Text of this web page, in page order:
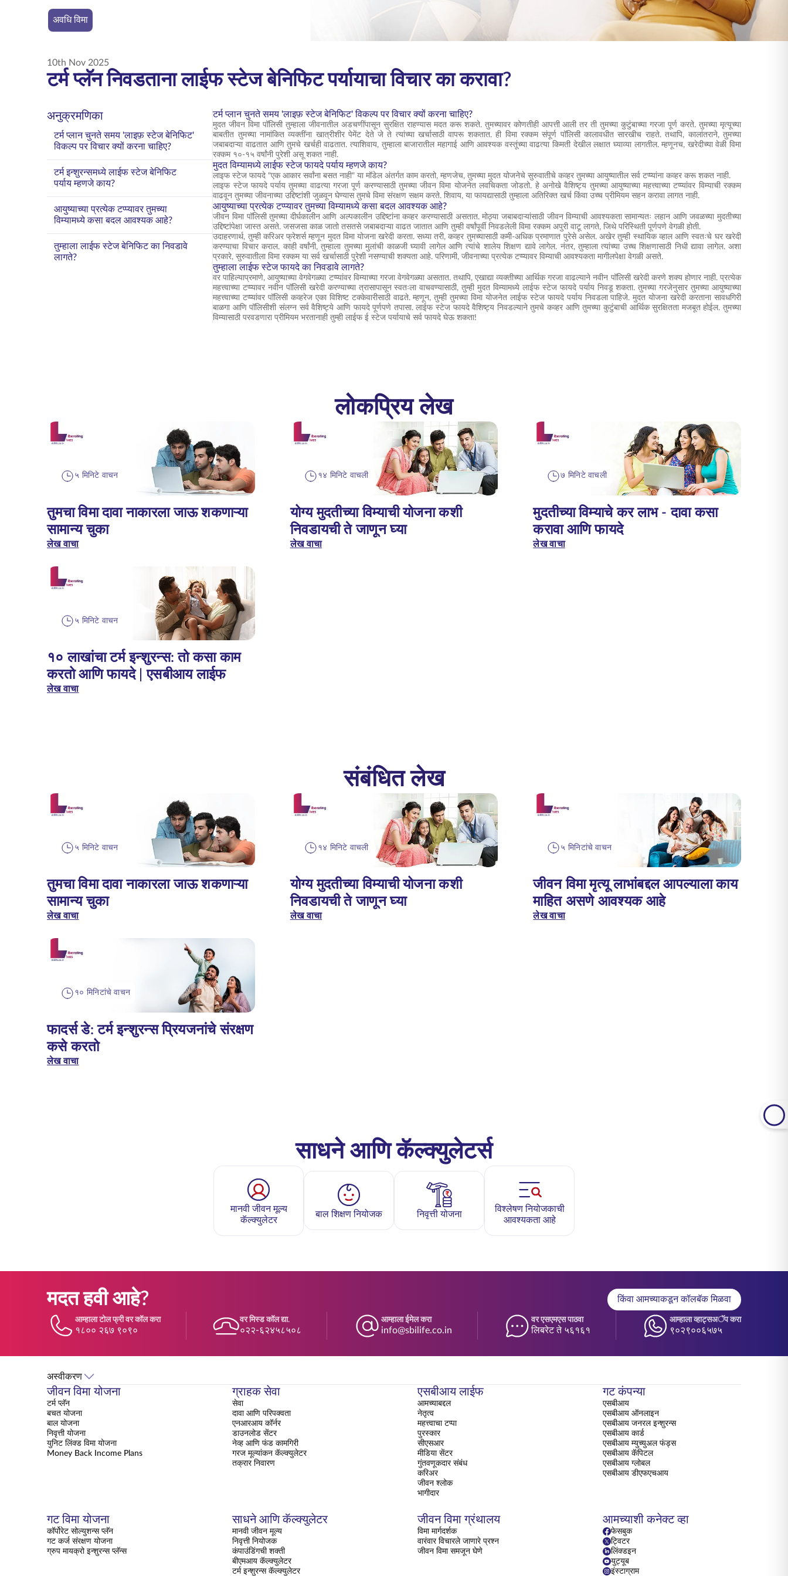
अवधि विमा
10th Nov 2025
टर्म प्लॅन निवडताना लाईफ स्टेज बेनिफिट पर्यायाचा विचार का करावा?
अनुक्रमणिका
टर्म प्लान चुनते समय 'लाइफ़ स्टेज बेनिफिट'
विकल्प पर विचार क्यों करना चाहिए?
टर्म इन्शुरन्समध्ये लाईफ स्टेज बेनिफिट
पर्याय म्हणजे काय?
आयुष्याच्या प्रत्येक टप्प्यावर तुमच्या
विम्यामध्ये कसा बदल आवश्यक आहे?
तुम्हाला लाईफ स्टेज बेनिफिट का निवडावे
लागते?
टर्म प्लान चुनते समय 'लाइफ़ स्टेज बेनिफिट' विकल्प पर विचार क्यों करना चाहिए?
मुदत जीवन विमा पॉलिसी तुम्हाला जीवनातील अडचणींपासून सुरक्षित राहण्यास मदत करू शकते. तुमच्यावर कोणतीही आपत्ती आली तर ती तुमच्या कुटुंबाच्या गरजा पूर्ण करते. तुमच्या मृत्यूच्या
बाबतीत तुमच्या नामांकित व्यक्तींना खात्रीशीर पेमेंट देते जे ते त्यांच्या खर्चासाठी वापरू शकतात. ही विमा रक्कम संपूर्ण पॉलिसी कालावधीत सारखीच राहते. तथापि, कालांतराने, तुमच्या
जबाबदाऱ्या वाढतात आणि तुमचे खर्चही वाढतात. त्याशिवाय, तुम्हाला बाजारातील महागाई आणि आवश्यक वस्तूंच्या वाढत्या किमती देखील लक्षात घ्याव्या लागतील. म्हणूनच, खरेदीच्या वेळी विमा
रक्कम १०-१५ वर्षांनी पुरेशी असू शकत नाही.
मुदत विम्यामध्ये लाईफ स्टेज फायदे पर्याय म्हणजे काय?
लाइफ स्टेज फायदे "एक आकार सर्वांना बसत नाही" या मॉडेल अंतर्गत काम करतो, म्हणजेच, तुमच्या मुदत योजनेचे सुरुवातीचे कव्हर तुमच्या आयुष्यातील सर्व टप्प्यांना कव्हर करू शकत नाही.
लाइफ स्टेज फायदे पर्याय तुमच्या वाढत्या गरजा पूर्ण करण्यासाठी तुमच्या जीवन विमा योजनेत लवचिकता जोडतो. हे अनोखे वैशिष्ट्य तुमच्या आयुष्याच्या महत्त्वाच्या टप्प्यांवर विम्याची रक्कम
वाढवून तुमच्या जीवनाच्या उद्दिष्टांशी जुळवून घेण्यास तुमचे विमा संरक्षण सक्षम करते. शिवाय, या फायद्यासाठी तुम्हाला अतिरिक्त खर्च किंवा उच्च प्रीमियम सहन करावा लागत नाही.
आयुष्याच्या प्रत्येक टप्प्यावर तुमच्या विम्यामध्ये कसा बदल आवश्यक आहे?
जीवन विमा पॉलिसी तुमच्या दीर्घकालीन आणि अल्पकालीन उद्दिष्टांना कव्हर करण्यासाठी असतात. मोठ्या जबाबदाऱ्यांसाठी जीवन विम्याची आवश्यकता सामान्यतः लहान आणि जवळच्या मुदतीच्या
उद्दिष्टांपेक्षा जास्त असते. जसजसा काळ जातो तसतसे जबाबदाऱ्या वाढत जातात आणि तुम्ही वर्षांपूर्वी निवडलेली विमा रक्कम अपुरी वाटू लागते, जिथे परिस्थिती पूर्णपणे वेगळी होती.
उदाहरणार्थ, तुम्ही करिअर फ्रेशर्स म्हणून मुदत विमा योजना खरेदी करता. सध्या तरी, कव्हर तुमच्यासाठी कमी-अधिक प्रमाणात पुरेसे असेल. अखेर तुम्ही स्थायिक व्हाल आणि स्वतःचे घर खरेदी
करण्याचा विचार कराल. काही वर्षांनी, तुम्हाला तुमच्या मुलांची काळजी घ्यावी लागेल आणि त्यांचे शालेय शिक्षण द्यावे लागेल. नंतर, तुम्हाला त्यांच्या उच्च शिक्षणासाठी निधी द्यावा लागेल. अशा
प्रकारे, सुरुवातीला विमा रक्कम या सर्व खर्चासाठी पुरेशी नसण्याची शक्यता आहे. परिणामी, जीवनाच्या प्रत्येक टप्प्यावर विम्याची आवश्यकता मागीलपेक्षा वेगळी असते.
तुम्हाला लाईफ स्टेज फायदे का निवडावे लागते?
वर पाहिल्याप्रमाणे, आयुष्याच्या वेगवेगळ्या टप्प्यांवर विम्याच्या गरजा वेगवेगळ्या असतात. तथापि, एखाद्या व्यक्तीच्या आर्थिक गरजा वाढल्याने नवीन पॉलिसी खरेदी करणे शक्य होणार नाही. प्रत्येक
महत्त्वाच्या टप्प्यावर नवीन पॉलिसी खरेदी करण्याच्या त्रासापासून स्वतःला वाचवण्यासाठी, तुम्ही मुदत विम्यामध्ये लाईफ स्टेज फायदे पर्याय निवडू शकता. तुमच्या गरजेनुसार तुमच्या आयुष्याच्या
महत्त्वाच्या टप्प्यांवर पॉलिसी कव्हरेज एका विशिष्ट टक्केवारीसाठी वाढते. म्हणून, तुम्ही तुमच्या विमा योजनेत लाईफ स्टेज फायदे पर्याय निवडला पाहिजे. मुदत योजना खरेदी करताना सावधगिरी
बाळगा आणि पॉलिसीशी संलग्न सर्व वैशिष्ट्ये आणि फायदे पूर्णपणे तपासा. लाईफ स्टेज फायदे वैशिष्ट्य निवडल्याने तुमचे कव्हर आणि तुमच्या कुटुंबाची आर्थिक सुरक्षितता मजबूत होईल. तुमच्या
विम्यासाठी परवडणारा प्रीमियम भरतानाही तुम्ही लाईफ ई स्टेज पर्यायाचे सर्व फायदे घेऊ शकता!
लोकप्रिय लेख
५ मिनिटे वाचन
तुमचा विमा दावा नाकारला जाऊ शकणाऱ्या
सामान्य चुका
लेख वाचा
१४ मिनिटे वाचली
योग्य मुदतीच्या विम्याची योजना कशी
निवडायची ते जाणून घ्या
लेख वाचा
७ मिनिटे वाचली
मुदतीच्या विम्याचे कर लाभ - दावा कसा
करावा आणि फायदे
लेख वाचा
५ मिनिटे वाचन
१० लाखांचा टर्म इन्शुरन्स: तो कसा काम
करतो आणि फायदे | एसबीआय लाईफ
लेख वाचा
संबंधित लेख
५ मिनिटे वाचन
तुमचा विमा दावा नाकारला जाऊ शकणाऱ्या
सामान्य चुका
लेख वाचा
१४ मिनिटे वाचली
योग्य मुदतीच्या विम्याची योजना कशी
निवडायची ते जाणून घ्या
लेख वाचा
५ मिनिटांचे वाचन
जीवन विमा मृत्यू लाभांबद्दल आपल्याला काय
माहित असणे आवश्यक आहे
लेख वाचा
१० मिनिटांचे वाचन
फादर्स डे: टर्म इन्शुरन्स प्रियजनांचे संरक्षण
कसे करतो
लेख वाचा
साधने आणि कॅल्क्युलेटर्स
मानवी जीवन मूल्य
कॅल्क्युलेटर
बाल शिक्षण नियोजक निवृत्ती योजना
विश्लेषण नियोजकाची
आवश्यकता आहे
मदत हवी आहे? किंवा आमच्याकडून कॉलबॅक मिळवा
आम्हाला टोल फ्री वर कॉल करा
१८०० २६७ ९०९०
वर मिस्ड कॉल द्या.
०२२-६२४५८५०८
आम्हाला ईमेल करा
info@sbilife.co.in
वर एसएमएस पाठवा
लिबरेट ते ५६१६१
आम्हाला व्हाट्सअॅप करा
९०२९००६५७५
अस्वीकरण
जीवन विमा योजना
टर्म प्लॅन
बचत योजना
बाल योजना
निवृत्ती योजना
युनिट लिंक्ड विमा योजना
Money Back Income Plans
ग्राहक सेवा
सेवा
दावा आणि परिपक्वता
एनआरआय कॉर्नर
डाउनलोड सेंटर
नेव्ह आणि फंड कामगिरी
गरज मूल्यांकन कॅल्क्युलेटर
तक्रार निवारण
एसबीआय लाईफ
आमच्याबद्दल
नेतृत्व
महत्त्वाचा टप्पा
पुरस्कार
सीएसआर
मीडिया सेंटर
गुंतवणूकदार संबंध
करिअर
जीवन श्लोक
भागीदार
गट कंपन्या
एसबीआय
एसबीआय ऑनलाइन
एसबीआय जनरल इन्शुरन्स
एसबीआय कार्ड
एसबीआय म्युच्युअल फंड्स
एसबीआय कॅपिटल
एसबीआय ग्लोबल
एसबीआय डीएफएचआय
गट विमा योजना
कॉर्पोरेट सोल्युशन्स प्लॅन
गट कर्ज संरक्षण योजना
ग्रुप मायक्रो इन्शुरन्स प्लॅन्स
साधने आणि कॅल्क्युलेटर
मानवी जीवन मूल्य
निवृत्ती नियोजक
कंपाउंडिंगची शक्ती
बीएमआय कॅल्क्युलेटर
टर्म इन्शुरन्स कॅल्क्युलेटर
जीवन विमा ग्रंथालय
विमा मार्गदर्शक
वारंवार विचारले जाणारे प्रश्न
जीवन विमा समजून घेणे
आमच्याशी कनेक्ट व्हा
फेसबुक
ट्विटर
लिंक्डइन
युट्यूब
इंस्टाग्राम